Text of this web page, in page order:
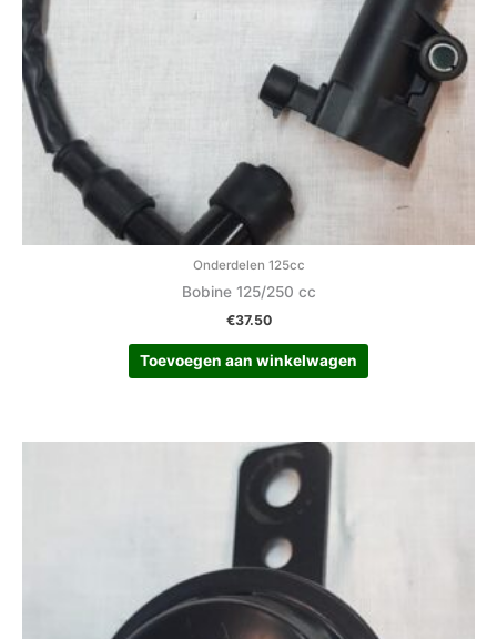
Onderdelen 125cc
Bobine 125/250 cc
€37.50
Toevoegen aan winkelwagen